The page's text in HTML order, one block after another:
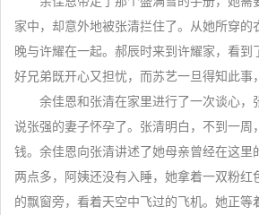
家中，却意外地被张清拦住了。从她所穿的
晚与许耀在一起。郝辰时来到许耀家，看到
好兄弟既开心又担忧，而苏艺一旦得知此事
余佳恩和张清在家里进行了一次谈心，
说张强的妻子怀孕了。张清明白，不到一周
钱。余佳恩向张清讲述了她母亲曾经在这里
两点多，阿姨还没有入睡，她拿着一双粉红
的飘窗旁，看着天空中飞过的飞机。她正等